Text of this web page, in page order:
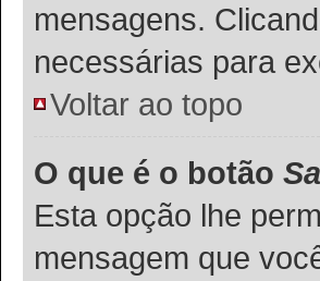
mensagens.
necessárias para
Voltar ao topo
O que é o botão
Esta opção lhe
mensagem que